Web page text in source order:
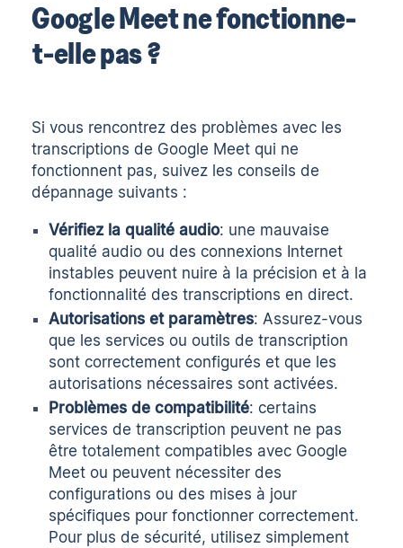
Google Meet ne fonctionne-
t-elle pas ?
Si vous rencontrez des problèmes avec les
transcriptions de Google Meet qui ne
fonctionnent pas, suivez les conseils de
dépannage suivants :
Vérifiez la qualité audio: une mauvaise
qualité audio ou des connexions Internet
instables peuvent nuire à la précision et à la
fonctionnalité des transcriptions en direct.
Autorisations et paramètres: Assurez-vous
que les services ou outils de transcription
sont correctement configurés et que les
autorisations nécessaires sont activées.
Problèmes de compatibilité: certains
services de transcription peuvent ne pas
être totalement compatibles avec Google
Meet ou peuvent nécessiter des
configurations ou des mises à jour
spécifiques pour fonctionner correctement.
Pour plus de sécurité, utilisez simplement